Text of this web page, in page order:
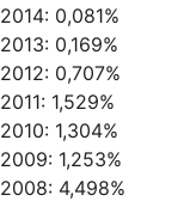
2014: 0,081%
2013: 0,169%
2012: 0,707%
2011: 1,529%
2010: 1,304%
2009: 1,253%
2008: 4,498%